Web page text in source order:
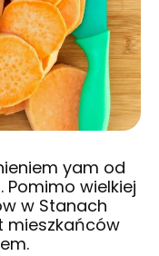
yam od
wielkiej
w Stanach
mieszkańców